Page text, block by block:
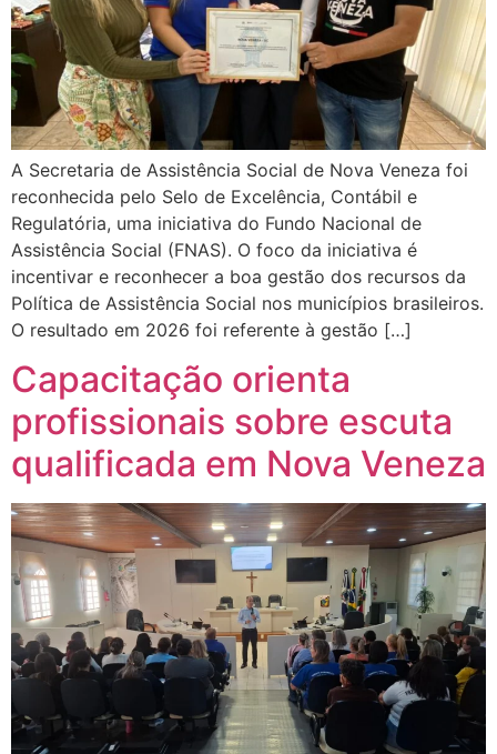
A Secretaria de Assistência Social de Nova Veneza foi
reconhecida pelo Selo de Excelência, Contábil e
Regulatória, uma iniciativa do Fundo Nacional de
Assistência Social (FNAS). O foco da iniciativa é
incentivar e reconhecer a boa gestão dos recursos da
Política de Assistência Social nos municípios brasileiros.
O resultado em 2026 foi referente à gestão […]
Capacitação orienta
profissionais sobre escuta
qualificada em Nova Veneza